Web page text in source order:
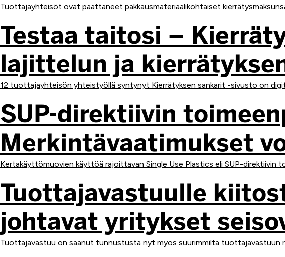
Tuottajayhteisöt ovat päättäneet pakkausmateriaalikohtaiset
Testaa taitosi –
lajittelun ja
12 tuottajayhteisön yhteistyöllä syntynyt Kierrätyksen sankarit -sivusto on
SUP-direktiivin
Merkintävaatimukset
Kertakäyttömuovien käyttöä rajoittavan Single Use Plastics eli SUP-direktiivin
Tuottajavastuulle
johtavat yritykset
Tuottajavastuu on saanut tunnustusta nyt myös suurimmilta tuottajavastuun